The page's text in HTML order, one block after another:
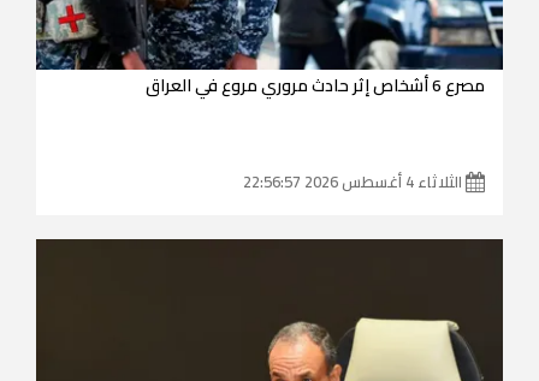
مصرع 6 أشخاص إثر حادث مروري مروع في العراق
الثلاثاء 4 أغسطس 2026 22:56:57